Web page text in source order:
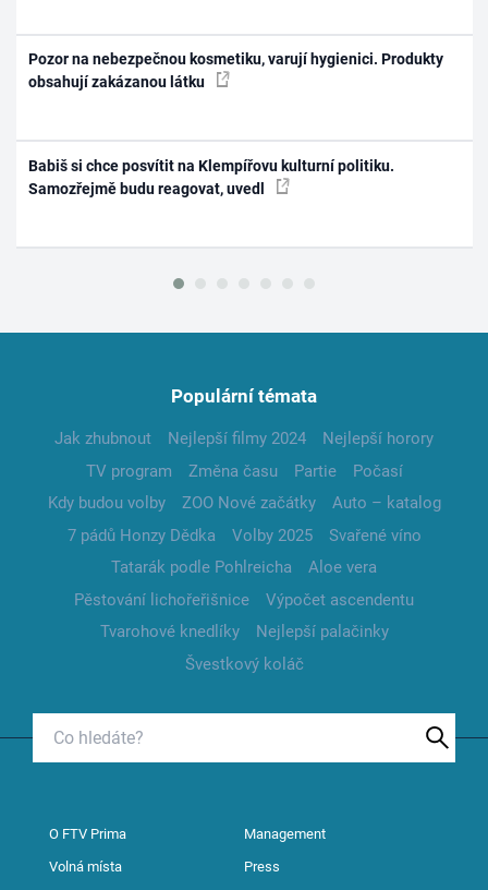
Pozor na nebezpečnou kosmetiku, varují hygienici. Produkty
obsahují zakázanou látku
Babiš si chce posvítit na Klempířovu kulturní politiku.
Samozřejmě budu reagovat, uvedl
Populární témata
Jak zhubnout Nejlepší filmy 2024
Nejlepší horory
TV program
Změna času Partie
Počasí
Kdy budou volby
ZOO Nové začátky
Auto – katalog
7 pádů Honzy Dědka
Volby 2025
Svařené víno
Tatarák podle Pohlreicha
Aloe vera
Pěstování lichořeřišnice
Výpočet ascendentu
Tvarohové knedlíky
Nejlepší palačinky
Švestkový koláč
O FTV Prima Management
Volná místa Press